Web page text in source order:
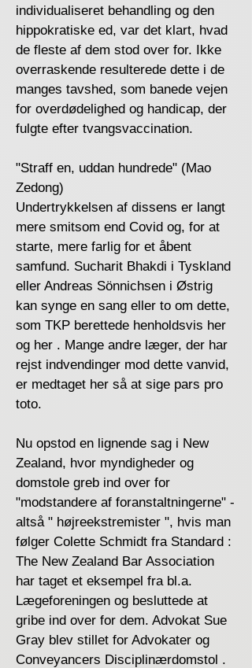
individualiseret behandling og den
hippokratiske ed, var det klart, hvad
de fleste af dem stod over for. Ikke
overraskende resulterede dette i de
manges tavshed, som banede vejen
for overdødelighed og handicap, der
fulgte efter tvangsvaccination.
"Straff en, uddan hundrede" (Mao
Zedong)
Undertrykkelsen af ​​dissens er langt
mere smitsom end Covid og, for at
starte, mere farlig for et åbent
samfund. Sucharit Bhakdi i Tyskland
eller Andreas Sönnichsen i Østrig
kan synge en sang eller to om dette,
som TKP berettede henholdsvis her
og her . Mange andre læger, der har
rejst indvendinger mod dette vanvid,
er medtaget her så at sige pars pro
toto.
Nu opstod en lignende sag i New
Zealand, hvor myndigheder og
domstole greb ind over for
"modstandere af foranstaltningerne" -
altså " højreekstremister ", hvis man
følger Colette Schmidt fra Standard :
The New Zealand Bar Association
har taget et eksempel fra bl.a.
Lægeforeningen og besluttede at
gribe ind over for dem. Advokat Sue
Gray blev stillet for Advokater og
Conveyancers Disciplinærdomstol .